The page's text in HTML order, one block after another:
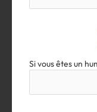
Si vous êtes un